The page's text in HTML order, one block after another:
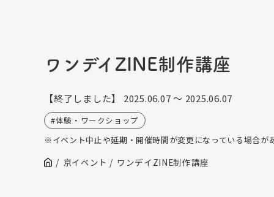
ワンデイZINE制作講座
【終了しました】 2025.06.07 ～ 2025.06.07
体験・ワークショップ
※イベント中止や延期・開催時間が変更になっている場合が
京イベント ワンデイZINE制作講座